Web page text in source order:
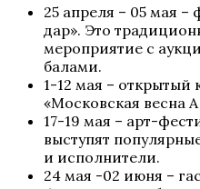
25 апреля – 05 мая –
дар». Это
мероприятие с
балами.
1-12 мая – открытый
«Московская весна
17-19 мая – арт-
выступят
и исполнители.
24 мая -02 июня –